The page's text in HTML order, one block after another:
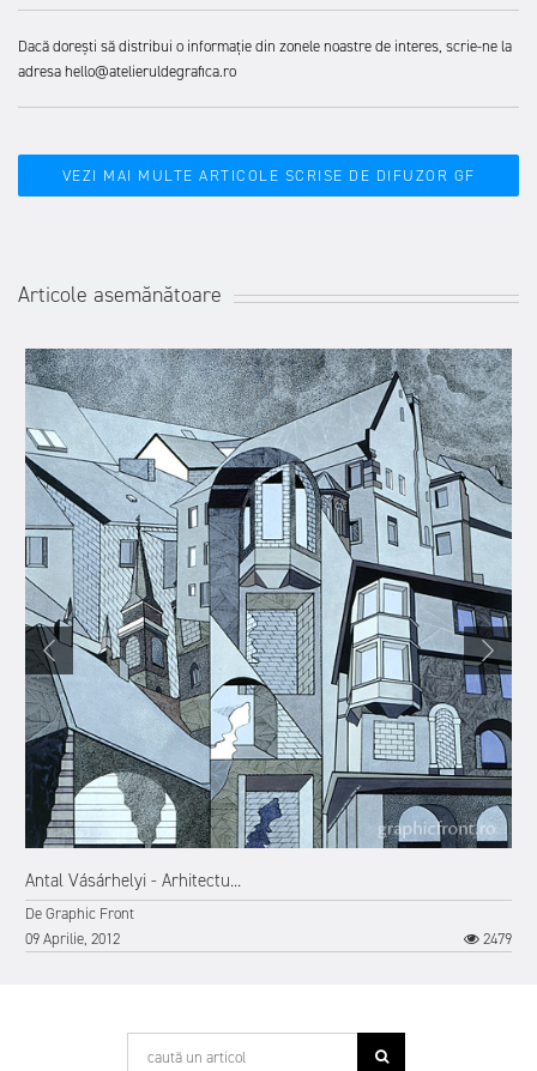
Dacă dorești să distribui o informație din zonele noastre de interes, scrie-ne la
adresa hello@atelieruldegrafica.ro
VEZI MAI MULTE ARTICOLE SCRISE DE DIFUZOR GF
Articole asemănătoare
Antal Vásárhelyi - Arhitectu...
DeGraphic Front
09 Aprilie, 2012
2479